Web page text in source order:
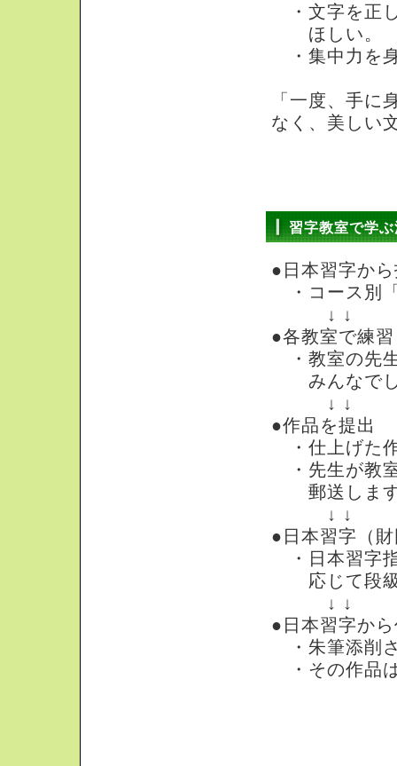
・文字を正
ほしい。
・集中力を
「一度、手に
なく、美しい
習字教室で学
●日本習字か
・コース別
↓ ↓
●各教室で練習
・教室の先
みんなでし
↓ ↓
●作品を提出
・仕上げた
・先生が教
郵送しま
↓ ↓
●日本習字（
・日本習字
応じて段級
↓ ↓
●日本習字か
・朱筆添削
・その作品